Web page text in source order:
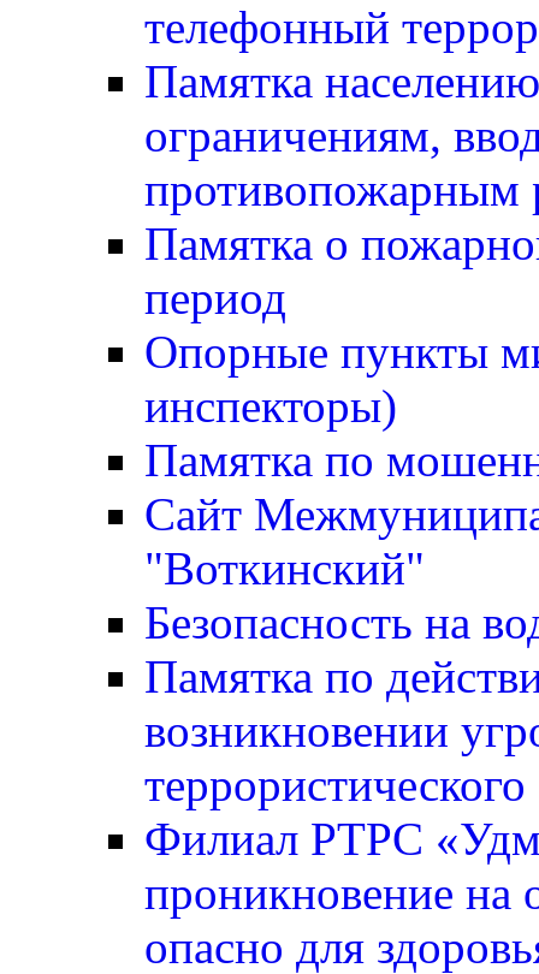
телефонный
Памятка
ограничениям,
Памятка о
период
Опорные пункты
инспекторы)
Памятка по
Сайт
"Воткинский"
Безопасность на
Памятка по
возникновении
террористического
Филиал РТРС
проникновение на
опасно для